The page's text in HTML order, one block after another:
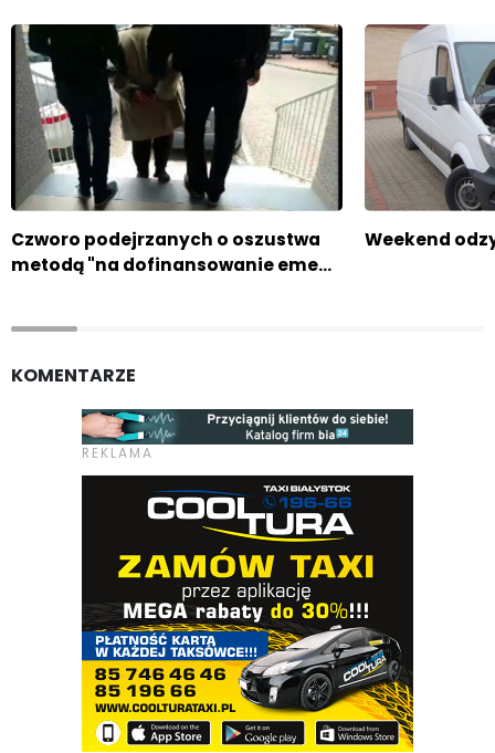
Czworo podejrzanych o oszustwa
metodą "na dofinansowanie eme…
Weekend
KOMENTARZE